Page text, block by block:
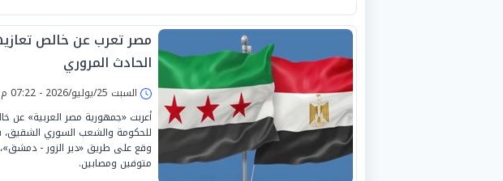
مصر تعرب عن خالص
الحادث المروري
السبت 25/يوليو/2026 - 07:22 م
أعربت «جمهورية مصر العربية» عن
للحكومة والشعب السوري الشقيق،
وقع على طريق «دير الزور -
متوفين ومصابين.